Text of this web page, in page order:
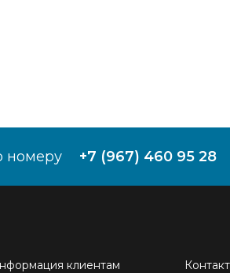
номеру +7 (967) 460 95 28
клиентам